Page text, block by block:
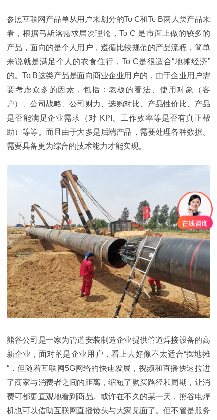
参照互联网产品单从用户来划分的To C和To B两大类产品来
看，根据马斯洛需求层次理论，To C 是市面上做的较多的
产品，面向的是个人用户，遵循比较规范的产品流程，简单
来说就是满足个人的衣食住行， To C是很适合“地摊经济”
的。To B这类产品是面向商业企业用户的，由于企业用户需
要考虑众多的因素，包括：老板的看法、使用对象（客
户）、公司战略、公司财力、选购对比、产品性价比、产品
是否能满足企业需求（对 KPI
、工作效率等是否有真正帮
助）等等。而且由于大多是后端产品，需要处理各种数据、
需要具备更为综合的技术能力才能实现。
熊谷公司是一家为管道安装制造企业提供管道焊接设备的高
新企业，面对的是企业用户，看上去好像不太适合“摆地摊
“，但随着互联网 5G网络的快速发展，视频和直播快速拉进
了商家与消费者之间的距离，缩短了购买路径和周期，让消
费可都更直观地看到商品。或许在不久的某一天，熊谷电焊
机也可以借助互联网直播镜头与大家见面了。但不管是服务